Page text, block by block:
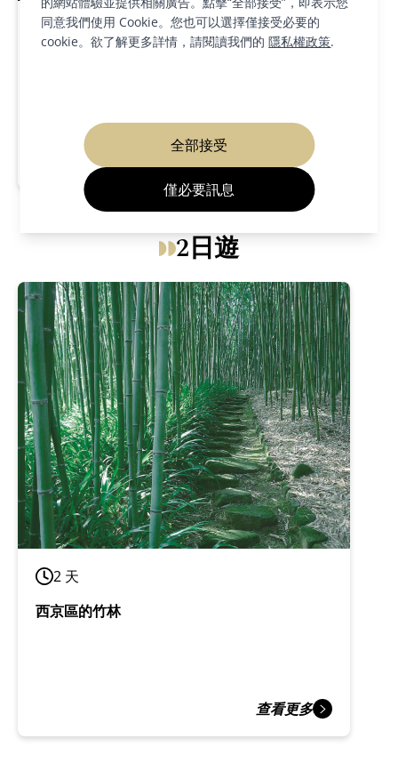
同意我們使用 Cookie。您也可以選擇僅接受必要的
cookie。欲了解更多詳情，請閱讀我們的隱私權政策.
全部接受
僅必要訊息
1 天
查看更多
2日遊
2 天
西京區的竹林
查看更多